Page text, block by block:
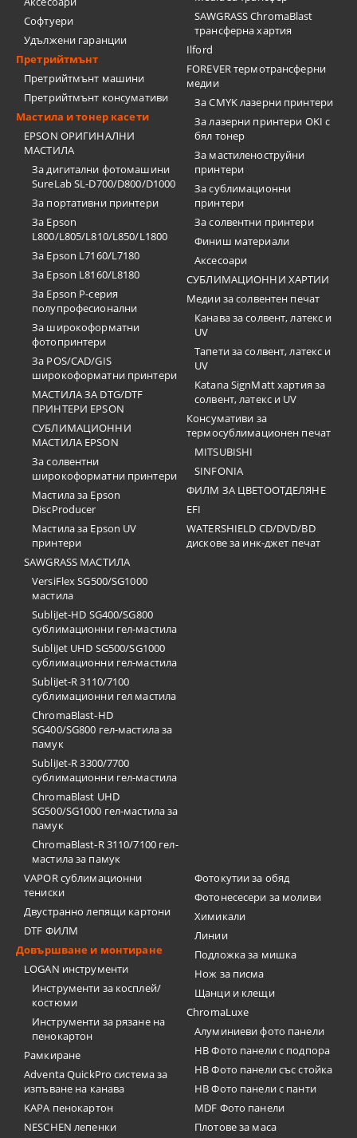
Софтуери
Удължени гаранции
Претрийтмънт
Претрийтмънт машини
Претрийтмънт консумативи
Мастила и тонер касети
EPSON ОРИГИНАЛНИ
МАСТИЛА
За дигитални фотомашини
SureLab SL-D700/D800/D1000
За портативни принтери
За Epson
L800/L805/L810/L850/L1800
За Epson L7160/L7180
За Epson L8160/L8180
За Epson P-серия
полупрофесионални
За широкоформатни
фотопринтери
За POS/CAD/GIS
широкоформатни принтери
МАСТИЛА ЗА DTG/DTF
ПРИНТЕРИ EPSON
СУБЛИМАЦИОННИ
МАСТИЛА EPSON
За солвентни
широкоформатни принтери
Мастила за Epson
DiscProducer
Мастила за Epson UV
принтери
SAWGRASS МАСТИЛА
VersiFlex SG500/SG1000
мастила
SubliJet-HD SG400/SG800
сублимационни гел-мастила
SubliJet UHD SG500/SG1000
сублимационни гел-мастила
SubliJet-R 3110/7100
сублимационни гел мастила
ChromaBlast-HD
SG400/SG800 гел-мастила за
памук
SubliJet-R 3300/7700
сублимационни гел-мастила
ChromaBlast UHD
SG500/SG1000 гел-мастила за
памук
ChromaBlast-R 3110/7100 гел-
мастила за памук
SAWGRASS ChromaBlast
трансферна хартия
Ilford
FOREVER термотрансферни
медии
За CMYK лазерни принтери
За лазерни принтери OKI с
бял тонер
За мастиленоструйни
принтери
За сублимационни
принтери
За солвентни принтери
Финиш материали
Аксесоари
СУБЛИМАЦИОННИ ХАРТИИ
Медии за солвентен печат
Канава за солвент, латекс и
UV
Тапети за солвент, латекс и
UV
Katana SignMatt хартия за
солвент, латекс и UV
Консумативи за
термосублимационен печат
MITSUBISHI
SINFONIA
ФИЛМ ЗА ЦВЕТООТДЕЛЯНЕ
EFI
WATERSHIELD CD/DVD/BD
дискове за инк-джет печат
VAPOR сублимационни
тениски
Двустранно лепящи картони
DTF ФИЛМ
Довършване и монтиране
LOGAN инструменти
Инструменти за косплей/
костюми
Инструменти за рязане на
пенокартон
Рамкиране
Adventa QuickPro система за
изпъване на канава
KAPA пенокартон
NESCHEN лепенки
Фотокутии за обяд
Фотонесесери за моливи
Химикали
Линии
Подложка за мишка
Нож за писма
Щанци и клещи
ChromaLuxe
Алуминиеви фото панели
HB Фото панели с подпора
HB Фото панели със стойка
HB Фото панели с панти
MDF Фото панели
Плотове за маса